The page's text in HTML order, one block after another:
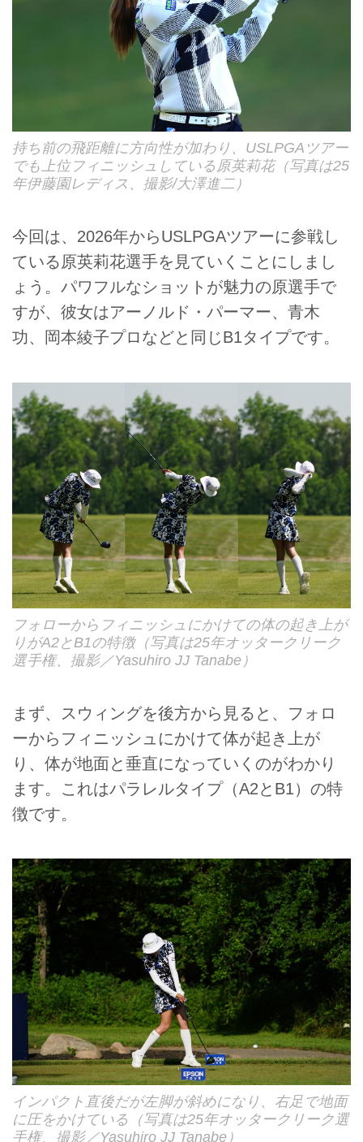
持ち前の飛距離に方向性が加わり、USLPGAツアー
でも上位フィニッシュしている原英莉花（写真は25
年伊藤園レディス、撮影/大澤進二）
今回は、2026年からUSLPGAツアーに参戦し
ている原英莉花選手を見ていくことにしまし
ょう。パワフルなショットが魅力の原選手で
すが、彼女はアーノルド・パーマー、青木
功、岡本綾子プロなどと同じB1タイプです。
フォローからフィニッシュにかけての体の起き上が
りがA2とB1の特徴（写真は25年オッタークリーク
選手権、撮影／Yasuhiro JJ Tanabe）
まず、スウィングを後方から見ると、フォロ
ーからフィニッシュにかけて体が起き上が
り、体が地面と垂直になっていくのがわかり
ます。これはパラレルタイプ（A2とB1）の特
徴です。
インパクト直後だが左脚が斜めになり、右足で地面
に圧をかけている（写真は25年オッタークリーク選
手権、撮影／Yasuhiro JJ Tanabe）